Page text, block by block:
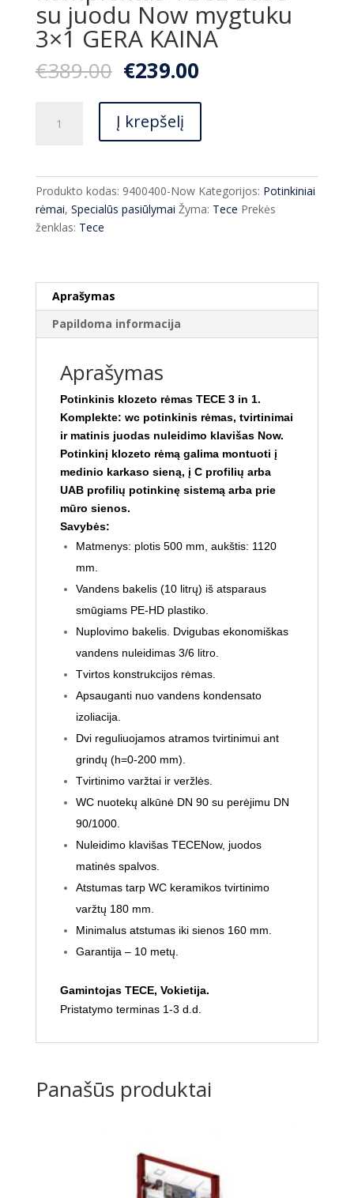
su juodu Now mygtuku
3×1 GERA KAINA
€389.00 Original
price
was:
€389.00.
€239.00Current
is:
kiekis:
komplektas
TECE
Base
mygtuku
3x1
GERA
Į krepšelį
Produkto kodas: 9400400-Now Kategorijos: Potinkiniai
rėmai, Specialūs pasiūlymai Žyma: Tece Prekės
ženklas: Tece
Aprašymas
Papildoma informacija
Aprašymas
Potinkinis klozeto rėmas TECE 3 in 1.
Komplekte: wc potinkinis rėmas, tvirtinimai
ir matinis juodas nuleidimo klavišas Now.
Potinkinį klozeto rėmą galima montuoti į
medinio karkaso sieną, į C profilių arba
UAB profilių potinkinę sistemą arba prie
mūro sienos.
Savybės:
Matmenys: plotis 500 mm, aukštis: 1120
mm.
Vandens bakelis (10 litrų) iš atsparaus
smūgiams PE-HD plastiko.
Nuplovimo bakelis. Dvigubas ekonomiškas
vandens nuleidimas 3/6 litro.
Tvirtos konstrukcijos rėmas.
Apsauganti nuo vandens kondensato
izoliacija.
Dvi reguliuojamos atramos tvirtinimui ant
grindų (h=0-200 mm).
Tvirtinimo varžtai ir veržlės.
WC nuotekų alkūnė DN 90 su perėjimu DN
90/1000.
Nuleidimo klavišas TECENow, juodos
matinės spalvos.
Atstumas tarp WC keramikos tvirtinimo
varžtų 180 mm.
Minimalus atstumas iki sienos 160 mm.
Garantija – 10 metų.
Gamintojas TECE, Vokietija.
Pristatymo terminas 1-3 d.d.
Panašūs produktai